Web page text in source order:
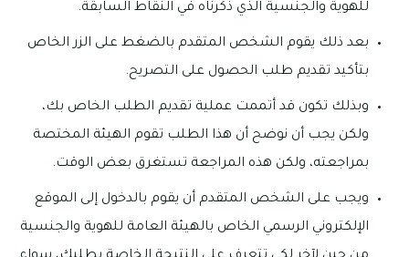
للهوية والجنسية الذي ذكرناه في النقاط السابقة.
بعد ذلك يقوم الشخص المتقدم بالضغط على الزر الخاص
بتأكيد تقديم طلب الحصول على التصريح.
وبذلك تكون قد أتممت عملية تقديم الطلب الخاص بك،
ولكن يجب أن نوضح أن هذا الطلب تقوم الهيئة المختصة
بمراجعته، ولكن هذه المراجعة تستغرق بعض الوقت.
ويجب على الشخص المتقدم أن يقوم بالدخول إلى الموقع
الإلكتروني الرسمي الخاص بالهيئة العامة للهوية والجنسية